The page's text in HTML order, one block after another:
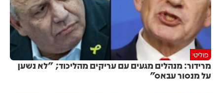
פוליטי
מרידור: מנהלים מגעים עם עריקים מהליכוד; "לא נשען
על מנסור עבאס"